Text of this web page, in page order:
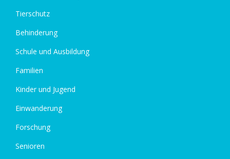
Tierschutz
Behinderung
Schule und Ausbildung
Familien
Kinder und Jugend
Einwanderung
Forschung
Senioren